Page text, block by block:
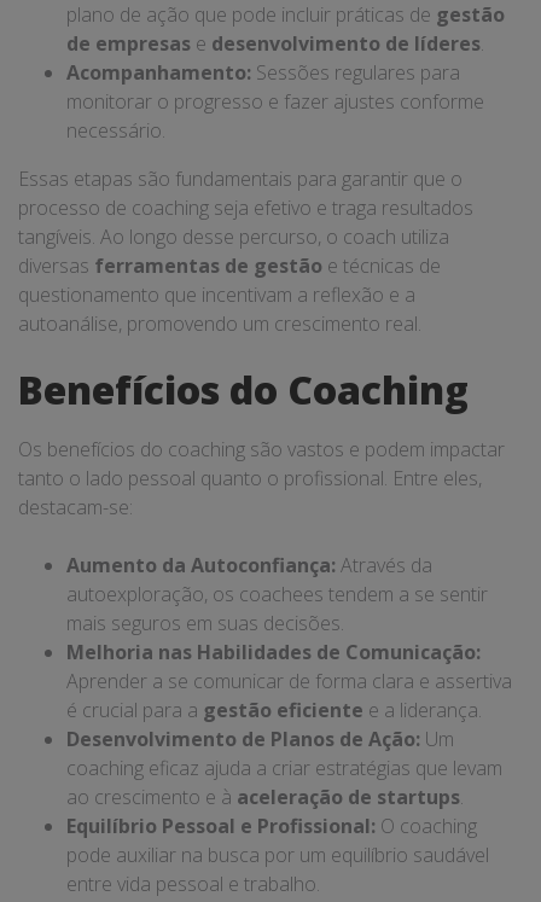
plano de ação que pode incluir práticas de gestão
de empresas e desenvolvimento de líderes.
Acompanhamento: Sessões regulares para
monitorar o progresso e fazer ajustes conforme
necessário.
Essas etapas são fundamentais para garantir que o
processo de coaching seja efetivo e traga resultados
tangíveis. Ao longo desse percurso, o coach utiliza
diversas ferramentas de gestão e técnicas de
questionamento que incentivam a reflexão e a
autoanálise, promovendo um crescimento real.
Benefícios do Coaching
Os benefícios do coaching são vastos e podem impactar
tanto o lado pessoal quanto o profissional. Entre eles,
destacam-se:
Aumento da Autoconfiança: Através da
autoexploração, os coachees tendem a se sentir
mais seguros em suas decisões.
Melhoria nas Habilidades de Comunicação:
Aprender a se comunicar de forma clara e assertiva
é crucial para a gestão eficiente e a liderança.
Desenvolvimento de Planos de Ação: Um
coaching eficaz ajuda a criar estratégias que levam
ao crescimento e à aceleração de startups.
Equilíbrio Pessoal e Profissional: O coaching
pode auxiliar na busca por um equilíbrio saudável
entre vida pessoal e trabalho.